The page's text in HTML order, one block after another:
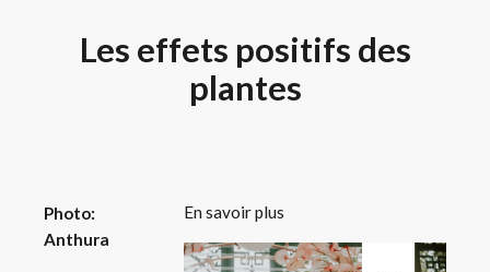
Les effets positifs des
plantes
Photo:
Anthura
En savoir plus